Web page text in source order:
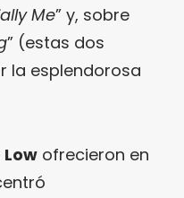
Me” y, sobre
” (estas dos
la esplendorosa
Low ofrecieron en